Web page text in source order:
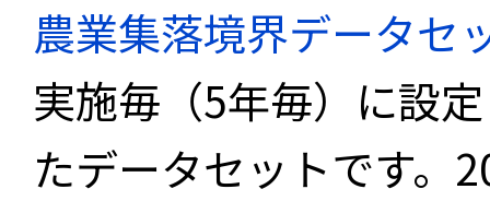
農業集落境界データセ
実施毎（5年毎）に設
たデータセットです。